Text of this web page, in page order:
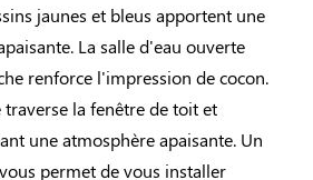
jaunes et bleus apportent une
La salle d'eau ouverte
renforce l'impression de cocon.
la fenêtre de toit et
une atmosphère apaisante. Un
permet de vous installer